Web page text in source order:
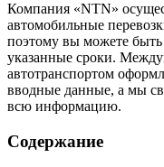
Компания «NTN»
автомобильные
поэтому вы можете
указанные сроки.
автотранспортом
вводные данные, а мы
всю информацию.
Содержание